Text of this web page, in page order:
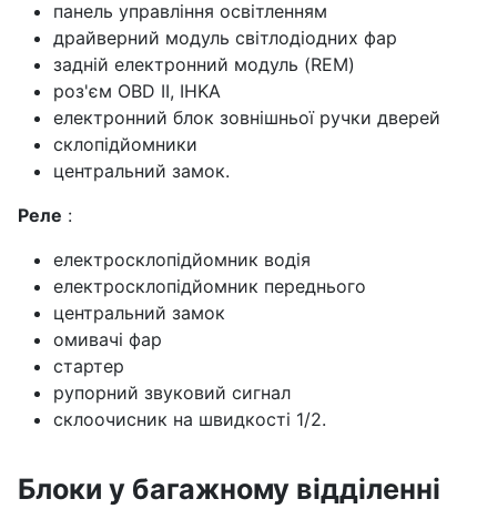
панель управління освітленням
драйверний модуль світлодіодних фар
задній електронний модуль (REM)
роз'єм OBD II, IHKA
електронний блок зовнішньої ручки дверей
склопідйомники
центральний замок.
Реле :
електросклопідйомник водія
електросклопідйомник переднього
центральний замок
омивачі фар
стартер
рупорний звуковий сигнал
склоочисник на швидкості 1/2.
Блоки у багажному відділенні